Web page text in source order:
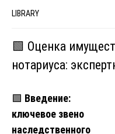
LIBRARY
🟩 Оценка
нотариуса:
🟩 Введение:
ключевое звено
наследственного